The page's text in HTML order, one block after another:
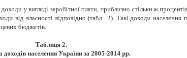
у вигляді заробітної плати, приблизно стільки ж
від власності відповідно (табл.. 2). Такі доходи населення
бюджетів.
Таблиця 2.
доходів населення України за 2005-2014 рр.